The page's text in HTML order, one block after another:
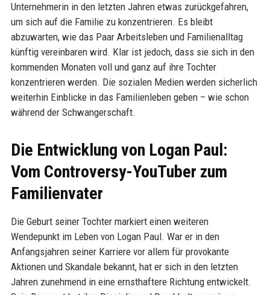
Unternehmerin in den letzten Jahren etwas zurückgefahren,
um sich auf die Familie zu konzentrieren. Es bleibt
abzuwarten, wie das Paar Arbeitsleben und Familienalltag
künftig vereinbaren wird. Klar ist jedoch, dass sie sich in den
kommenden Monaten voll und ganz auf ihre Tochter
konzentrieren werden. Die sozialen Medien werden sicherlich
weiterhin Einblicke in das Familienleben geben – wie schon
während der Schwangerschaft.
Die Entwicklung von Logan Paul:
Vom Controversy-YouTuber zum
Familienvater
Die Geburt seiner Tochter markiert einen weiteren
Wendepunkt im Leben von Logan Paul. War er in den
Anfangsjahren seiner Karriere vor allem für provokante
Aktionen und Skandale bekannt, hat er sich in den letzten
Jahren zunehmend in eine ernsthaftere Richtung entwickelt.